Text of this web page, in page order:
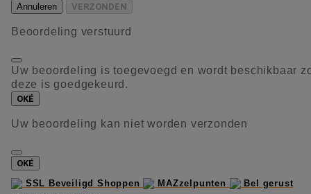
Annuleren VERZONDEN
Beoordeling verstuurd
Uw beoordeling is toegevoegd en wordt beschikbaar
deze is goedgekeurd.
OKÉ
Uw beoordeling kan niet worden verzonden
OKÉ
SSL Beveiligd Shoppen
MAZzelpunten
Bel gerust